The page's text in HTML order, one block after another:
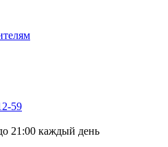
59
21:00 каждый день